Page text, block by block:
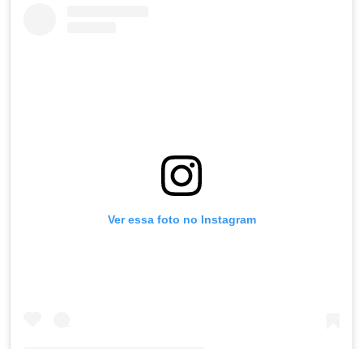
Ver essa foto no Instagram